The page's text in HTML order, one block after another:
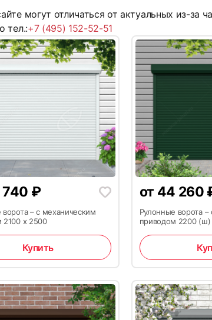
8
11
могут отличаться от актуальных из-
тел.:+7 (495) 152-52-51
740 ₽
– с механическим
2100 х 2500
Купить
от 44 260
Рулонные ворота
приводом 2200 (ш)